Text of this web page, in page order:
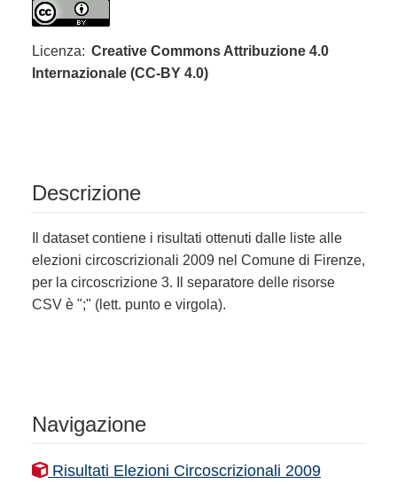
Licenza: Creative Commons Attribuzione 4.0
Internazionale (CC-BY 4.0)
Descrizione
Il dataset contiene i risultati ottenuti dalle liste alle
elezioni circoscrizionali 2009 nel Comune di Firenze,
per la circoscrizione 3. Il separatore delle risorse
CSV è ";" (lett. punto e virgola).
Navigazione
Risultati Elezioni Circoscrizionali 2009